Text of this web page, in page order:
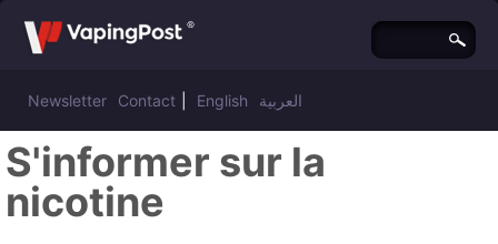
Newsletter Contact English العربية
S'informer sur la
nicotine